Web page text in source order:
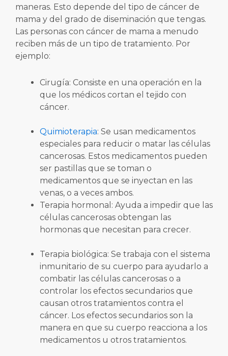
maneras. Esto depende del tipo de cáncer de
mama y del grado de diseminación que tengas.
Las personas con cáncer de mama a menudo
reciben más de un tipo de tratamiento. Por
ejemplo:
Cirugía: Consiste en una operación en la
que los médicos cortan el tejido con
cáncer.
Quimioterapia: Se usan medicamentos
especiales para reducir o matar las células
cancerosas. Estos medicamentos pueden
ser pastillas que se toman o
medicamentos que se inyectan en las
venas, o a veces ambos.
Terapia hormonal: Ayuda a impedir que las
células cancerosas obtengan las
hormonas que necesitan para crecer.
Terapia biológica: Se trabaja con el sistema
inmunitario de su cuerpo para ayudarlo a
combatir las células cancerosas o a
controlar los efectos secundarios que
causan otros tratamientos contra el
cáncer. Los efectos secundarios son la
manera en que su cuerpo reacciona a los
medicamentos u otros tratamientos.